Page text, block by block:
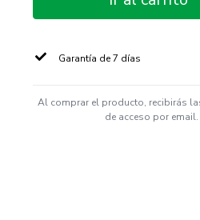
Garantía de 7 días
Al comprar el producto, recibirás
de acceso por email.